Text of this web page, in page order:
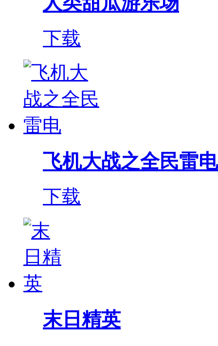
下载
飞机大战之全民雷电
下载
末日精英